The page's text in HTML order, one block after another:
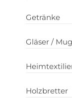
Getränke
Gläser /
Holzbretter